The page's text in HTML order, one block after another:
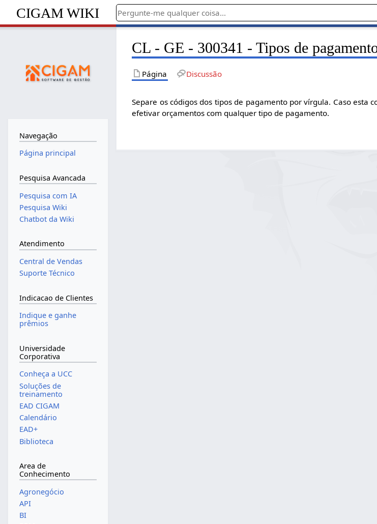
CIGAM WIKI
CL - GE - 300341 - Tipos de
Página Discussão
Separe os códigos dos tipos de pagamento por vírgula. Caso esta
efetivar orçamentos com qualquer tipo de pagamento.
Navegação
Página principal
Pesquisa Avancada
Pesquisa com IA
Pesquisa Wiki
Chatbot da Wiki
Atendimento
Central de Vendas
Suporte Técnico
Indicacao de Clientes
Indique e ganhe
prêmios
Universidade
Corporativa
Conheça a UCC
Soluções de
treinamento
EAD CIGAM
Calendário
EAD+
Biblioteca
Area de
Conhecimento
Agronegócio
API
BI